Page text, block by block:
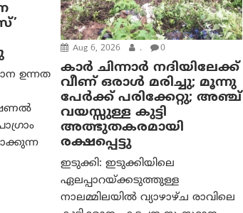
ഉന്നത
Aug 6, 2026 . 0
കാര്‍ ചിന്നാര്‍ നദിയിലേക്ക്
വീണ് ഒരാള്‍ മരിച്ചു; മൂന്നു
പേര്‍ക്ക് പരിക്കേറ്റു; അഞ്ച്
വയസ്സുള്ള കുട്ടി
അത്ഭുതകരമായി
രക്ഷപ്പെട്ടു
ഇടുക്കി: ഇടുക്കിയിലെ
ഏലപ്പാറയ്ക്കടുത്തുള്ള
നാലമ്മിലയിൽ വ്യാഴാഴ്ച രാവിലെ